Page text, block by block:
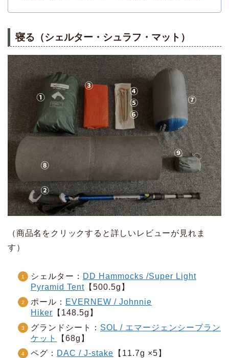
寝る（シェルター・シュラフ・マット）
（商品名をクリックすると詳しいレビューが見れま
す）
シェルター： DD Hammocks /Super Light
Pyramid Tent 【500.5g】
ポール： EVERNEW / Johnnie
Hiker 【148.5g】
グランドシート： SOL / エマージェンシーブラン
ケット
【68g】
ペグ： DAC / J-stake 【11.7g ×5】